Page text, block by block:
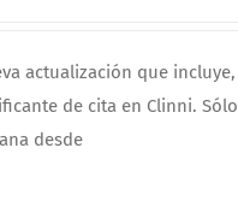
actualización que incluye,
de cita en Clinni. Sólo
desde